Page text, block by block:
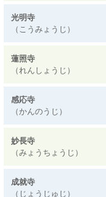
光明寺
（こうみょうじ）
蓮照寺
（れんしょうじ）
感応寺
（かんのうじ）
妙長寺
（みょうちょうじ）
成就寺
（じょうじゅじ）